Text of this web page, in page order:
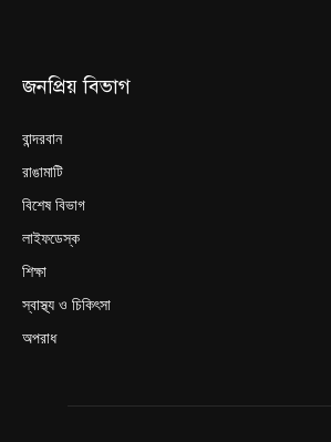
জনপ্রিয় বিভাগ
বান্দরবান
রাঙামাটি
বিশেষ বিভাগ
লাইফডেস্ক
শিক্ষা
স্বাস্থ্য ও চিকিৎসা
অপরাধ